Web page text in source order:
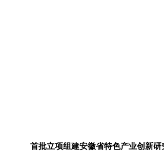
首批立项组建安徽省特色产业创新研